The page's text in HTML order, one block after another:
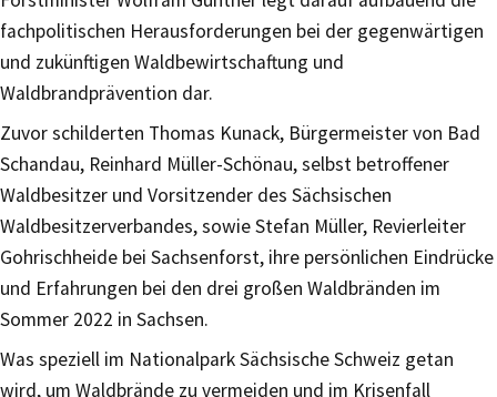
fachpolitischen Herausforderungen bei der gegenwärtigen
und zukünftigen Waldbewirtschaftung und
Waldbrandprävention dar.
Zuvor schilderten Thomas Kunack, Bürgermeister von Bad
Schandau, Reinhard Müller-Schönau, selbst betroffener
Waldbesitzer und Vorsitzender des Sächsischen
Waldbesitzerverbandes, sowie Stefan Müller, Revierleiter
Gohrischheide bei Sachsenforst, ihre persönlichen Eindrücke
und Erfahrungen bei den drei großen Waldbränden im
Sommer 2022 in Sachsen.
Was speziell im Nationalpark Sächsische Schweiz getan
wird, um Waldbrände zu vermeiden und im Krisenfall